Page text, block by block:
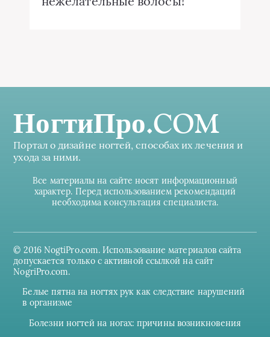
НогтиПро.COM
Портал о дизайне ногтей, способах их лечения и
ухода за ними.
Все материалы на сайте носят информационный
характер. Перед использованием рекомендаций
необходима консультация специалиста.
© 2016 NogtiPro.com. Использование материалов сайта
допускается только с активной ссылкой на сайт
NogriPro.com.
Белые пятна на ногтях рук как следствие нарушений
в организме
Болезни ногтей на ногах: причины возникновения